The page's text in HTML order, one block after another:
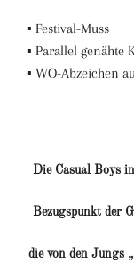
▪ Festival-Muss
▪ Parallel genähte
▪ WO-Abzeichen
Die Casual Boys
Bezugspunkt der
die von den Jungs